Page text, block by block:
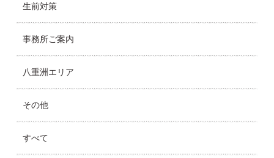
生前対策
事務所ご案内
八重洲エリア
その他
すべて